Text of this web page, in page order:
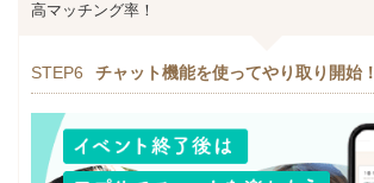
高マッチング率！
STEP6 チャット機能を使ってやり取り開始！